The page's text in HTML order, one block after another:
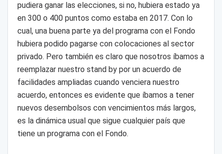
pudiera ganar las elecciones, si no, hubiera estado ya
en 300 o 400 puntos como estaba en 2017. Con lo
cual, una buena parte ya del programa con el Fondo
hubiera podido pagarse con colocaciones al sector
privado. Pero también es claro que nosotros íbamos a
reemplazar nuestro stand by por un acuerdo de
facilidades ampliadas cuando venciera nuestro
acuerdo, entonces es evidente que íbamos a tener
nuevos desembolsos con vencimientos más largos,
es la dinámica usual que sigue cualquier país que
tiene un programa con el Fondo.